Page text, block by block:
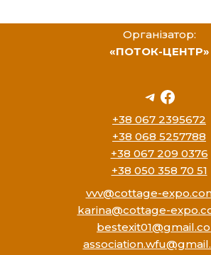
Організатор:
«ПОТОК-ЦЕНТР»
+38 067 2395672
+38 068 5257788
+38 067 209 0376
+38 050 358 70 51
vvv@cottage-
karina@cottage-